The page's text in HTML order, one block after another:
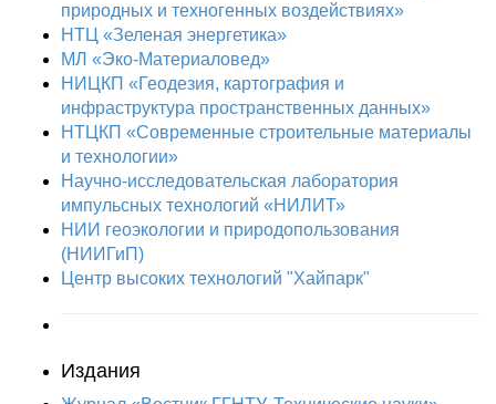
природных и техногенных воздействиях»
НТЦ «Зеленая энергетика»
МЛ «Эко-Материаловед»
НИЦКП «Геодезия, картография и
инфраструктура пространственных данных»
НТЦКП «Современные строительные материалы
и технологии»
Научно-исследовательская лаборатория
импульсных технологий «НИЛИТ»
НИИ геоэкологии и природопользования
(НИИГиП)
Центр высоких технологий "Хайпарк"
Издания